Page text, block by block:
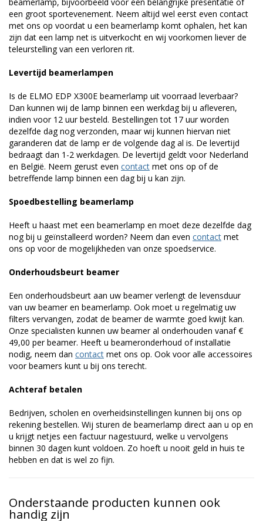
een groot sportevenement. Neem altijd wel eerst even contact
met ons op voordat u een beamerlamp komt ophalen, het kan
zijn dat een lamp net is uitverkocht en wij voorkomen liever de
teleurstelling van een verloren rit.
Levertijd beamerlampen
Is de ELMO EDP X300E beamerlamp uit voorraad leverbaar?
Dan kunnen wij de lamp binnen een werkdag bij u afleveren,
indien voor 12 uur besteld. Bestellingen tot 17 uur worden
dezelfde dag nog verzonden, maar wij kunnen hiervan niet
garanderen dat de lamp er de volgende dag al is. De levertijd
bedraagt dan 1-2 werkdagen. De levertijd geldt voor Nederland
en België. Neem gerust even contact met ons op of de
betreffende lamp binnen een dag bij u kan zijn.
Spoedbestelling beamerlamp
Heeft u haast met een beamerlamp en moet deze dezelfde dag
nog bij u geïnstalleerd worden? Neem dan even contact met
ons op voor de mogelijkheden van onze spoedservice.
Onderhoudsbeurt beamer
Een onderhoudsbeurt aan uw beamer verlengt de levensduur
van uw beamer en beamerlamp. Ook moet u regelmatig uw
filters vervangen, zodat de beamer de warmte goed kwijt kan.
Onze specialisten kunnen uw beamer al onderhouden vanaf €
49,00 per beamer. Heeft u beameronderhoud of installatie
nodig, neem dan contact met ons op. Ook voor alle accessoires
voor beamers kunt u bij ons terecht.
Achteraf betalen
Bedrijven, scholen en overheidsinstellingen kunnen bij ons op
rekening bestellen. Wij sturen de beamerlamp direct aan u op en
u krijgt netjes een factuur nagestuurd, welke u vervolgens
binnen 30 dagen kunt voldoen. Zo hoeft u nooit geld in huis te
hebben en dat is wel zo fijn.
Onderstaande producten kunnen ook
handig zijn